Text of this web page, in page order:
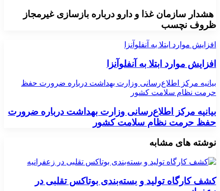
هشدار سازمان غذا و دارو درباره بازسازی غیرمجاز
ظروف نچسب
افزایش موارد ابتلا به آنفلوآنزا
افزایش موارد ابتلا به آنفلوآنزا
بیانیه مرکز اطلاع‌رسانی وزارت بهداشت درباره ضرورت حفظ
حرمت نظام سلامت کشور
بیانیه مرکز اطلاع‌رسانی وزارت بهداشت درباره ضرورت
حفظ حرمت نظام سلامت کشور
نوشته های مشابه
کشف کارگاه تولید و بسته‌بندی بوتاکس تقلبی در